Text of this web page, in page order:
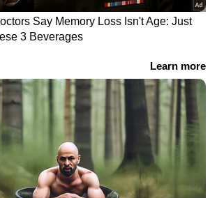
APP
നിന്ന് Malayalam OTT Release
Malayalam Season 7
മുതൽ
news
Exclusive
— എല്ലാEntertainment
ക്ലിക്കിൽ. ഏറ്റവും പുതിയ
,Malayalam Movie Review
— എല്ലാം ഇപ്പോൾ